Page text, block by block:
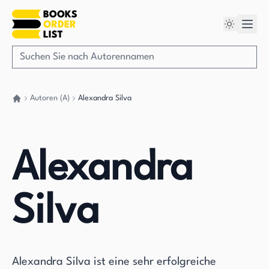
Autoren (A) Alexandra Silva
Alexandra
Silva
Alexandra Silva ist eine sehr erfolgreiche